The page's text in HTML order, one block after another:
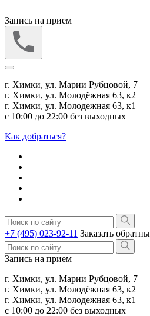
Запись на прием
г. Химки, ул. Марии Рубцовой, 7
г. Химки, ул. Молодёжная 63, к2
г. Химки, ул. Молодежная 63, к1
с 10:00 до 22:00 без выходных
Как добраться?
+7 (495) 023-92-11 Заказать
Запись на прием
г. Химки, ул. Марии Рубцовой, 7
г. Химки, ул. Молодёжная 63, к2
г. Химки, ул. Молодежная 63, к1
с 10:00 до 22:00 без выходных